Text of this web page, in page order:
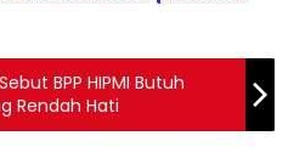
BPP HIPMI Butuh
Rendah Hati